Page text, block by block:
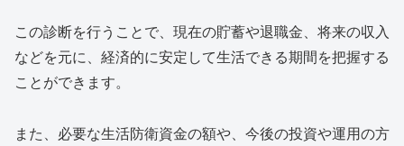
この診断を行うことで、現在の貯蓄や退職金、将来の収入
などを元に、経済的に安定して生活できる期間を把握する
ことができます。
また、必要な生活防衛資金の額や、今後の投資や運用の方